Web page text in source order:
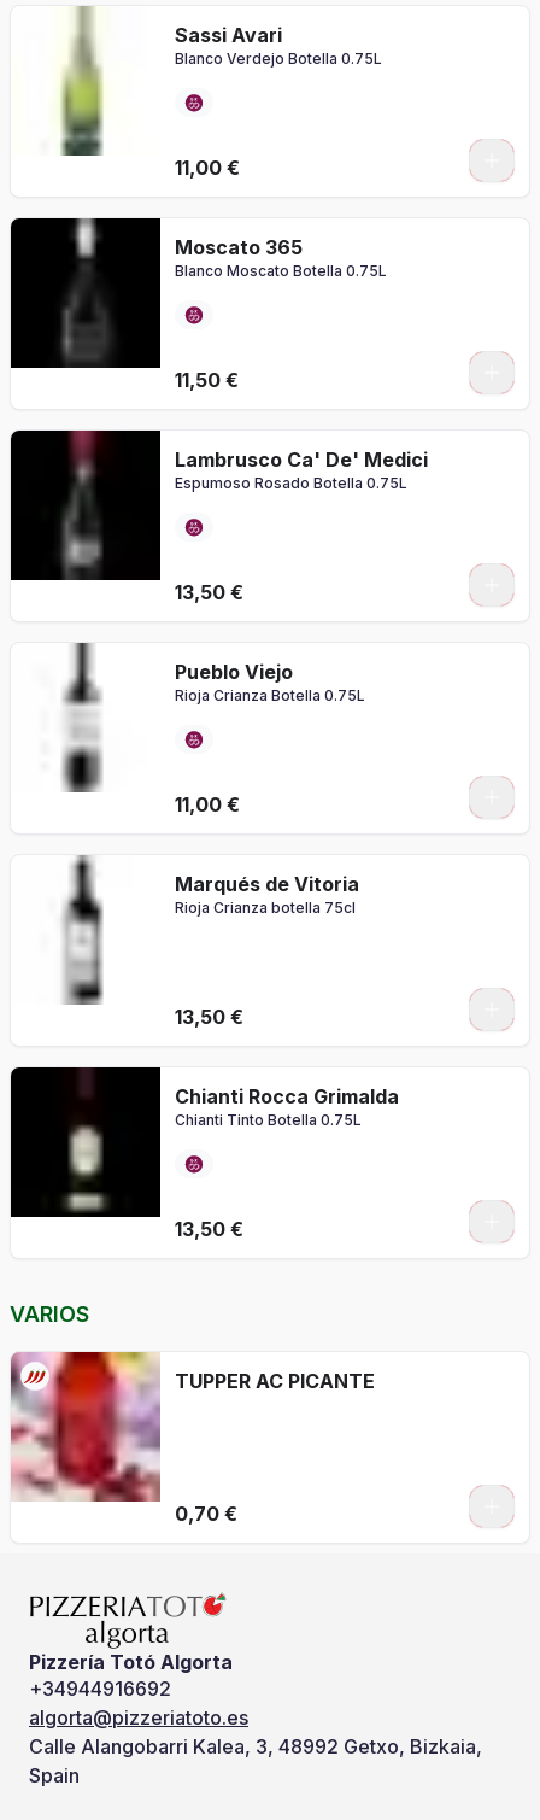
Sassi Avari
Blanco Verdejo Botella 0.75L
11,00 €
Moscato 365
Blanco Moscato Botella 0.75L
11,50 €
Lambrusco Ca' De' Medici
Espumoso Rosado Botella 0.75L
13,50 €
Pueblo Viejo
Rioja Crianza Botella 0.75L
11,00 €
Marqués de Vitoria
Rioja Crianza botella 75cl
13,50 €
Chianti Rocca Grimalda
Chianti Tinto Botella 0.75L
13,50 €
VARIOS
TUPPER AC PICANTE
0,70 €
Pizzería Totó Algorta
+34944916692
algorta@pizzeriatoto.es
Calle Alangobarri Kalea, 3, 48992 Getxo, Bizkaia,
Spain